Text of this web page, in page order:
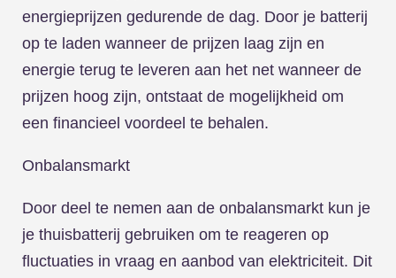
energieprijzen gedurende de dag. Door je batterij
op te laden wanneer de prijzen laag zijn en
energie terug te leveren aan het net wanneer de
prijzen hoog zijn, ontstaat de mogelijkheid om
een financieel voordeel te behalen.
Onbalansmarkt
Door deel te nemen aan de onbalansmarkt kun je
je thuisbatterij gebruiken om te reageren op
fluctuaties in vraag en aanbod van elektriciteit. Dit